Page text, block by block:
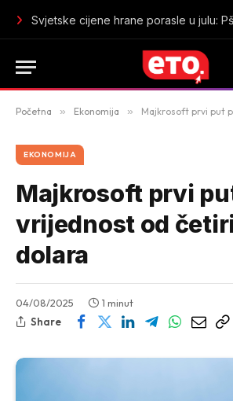
Može li vještačka inteligencija
Početna » Ekonomija » Majkrosoft prvi put prešao
EKONOMIJA
Majkrosoft prvi
vrijednost od
dolara
04/08/2025
1 minut
Share